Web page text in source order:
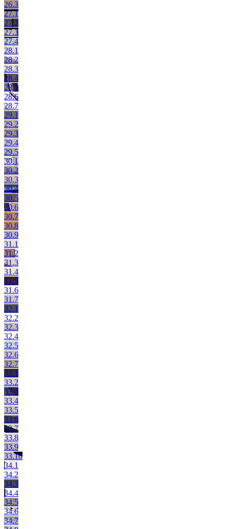
26.3
27.1
27.2
27.3
27.4
28.1
28.2
28.3
28.4
28.5
28.6
28.7
29.1
29.2
29.3
29.4
29.5
30.1
30.2
30.3
30.4
30.5
30.6
30.7
30.8
30.9
31.1
31.2
31.3
31.4
31.5
31.6
31.7
32.1
32.2
32.3
32.4
32.5
32.6
32.7
33.1
33.2
33.3
33.4
33.5
33.6
33.7
33.8
33.9
33.10
34.1
34.2
34.3
34.4
34.5
34.6
34.7